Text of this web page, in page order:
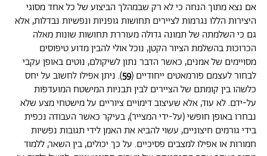
אם נצא מתוך הנחה כי לא רק שבמהלך הביצוע של כל אחד מסוגי
היצירות הללו נגרמות לציירים תחושות גופניות ונפשיות נבדלות, אלא
גם כי השלמתה של תמונה גדולה מעוררת תחושות שונות מאלה
הכרוכות בהשלמת הציור הקטן, נוכל אולי להבין מדוע טיפוסים
מסויימים של אמנים, כאשר הדבר נתון לשיקולם, נוטים באופן עקבי
לבחור לעצמם פורמאטים ייחודיים (59). ניתן אפילו לחשוב על יחס
כלשהו בין קומתם של הציירים לבין תבניות המישטח המועדפות
על-ידם. לא עוד, אלא שעיצוב דימויים ציוריים על מישטחי מצע שלא
נבחרו באופן חופשי (על-ידי המצייר), בעיקר כאשר העבודה נכפית
בידי גורמים חיצוניים, עשוי להביא את האמן לידי תגובות נפשיות
חמורות או אפילו למצבים פסיכיים. על כך יכולים, בין השאר, ללמוד